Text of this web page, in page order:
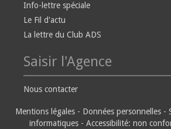
Info-lettre spéciale
Le Fil d'actu
La lettre du Club ADS
Saisir l'Agence
Nous contacter
Mentions légales - Données personnelles -
informatiques - Accessibilité: non